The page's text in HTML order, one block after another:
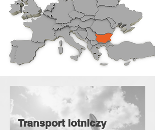
Transport lotniczy